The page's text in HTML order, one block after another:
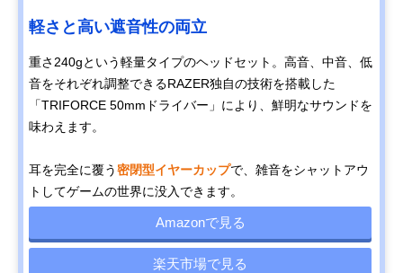
軽さと高い遮音性の両立
重さ240gという軽量タイプのヘッドセット。高音、中音、低
音をそれぞれ調整できるRAZER独自の技術を搭載した
「TRIFORCE 50mmドライバー」により、鮮明なサウンドを
味わえます。
耳を完全に覆う密閉型イヤーカップで、雑音をシャットアウ
トしてゲームの世界に没入できます。
Amazonで見る
楽天市場で見る